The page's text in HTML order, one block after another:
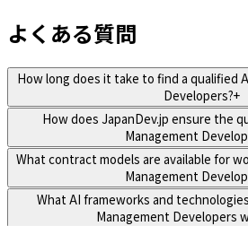
よくある質問
How long does it take to find a qualified
Developers?+
How does JapanDev.jp ensure the
Management
What contract models are available for
Management
What AI frameworks and
Management Developers